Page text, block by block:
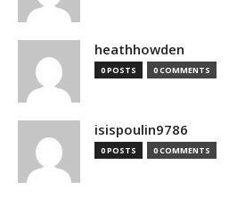
heathhowden
0 POSTS 0 COMMENTS
isispoulin9786
0 POSTS 0 COMMENTS